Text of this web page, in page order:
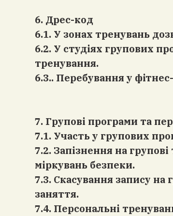
6. Дрес-код
6.1. У зонах тренувань
6.2. У студіях групових
тренування.
6.3.. Перебування у
7. Групові програми та
7.1. Участь у групових
7.2. Запізнення на
міркувань безпеки.
7.3. Скасування запису
заняття.
7.4. Персональні